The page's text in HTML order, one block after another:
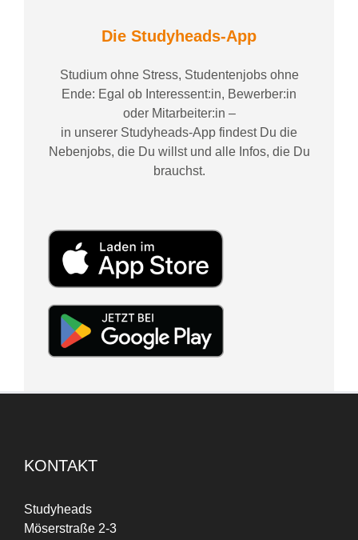
Die Studyheads-App
Studium ohne Stress, Studentenjobs ohne
Ende: Egal ob Interessent:in, Bewerber:in
oder Mitarbeiter:in –
in unserer Studyheads-App findest Du die
Nebenjobs, die Du willst und alle Infos, die Du
brauchst.
KONTAKT
Studyheads
Möserstraße 2-3